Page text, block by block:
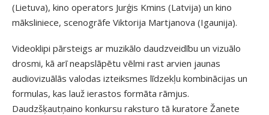
(Lietuva), kino operators Jurģis Kmins (Latvija) un kino
māksliniece, scenogrāfe Viktorija Martjanova (Igaunija).
Videoklipi pārsteigs ar muzikālo daudzveidību un vizuālo
drosmi, kā arī neapslāpētu vēlmi rast arvien jaunas
audiovizuālās valodas izteiksmes līdzekļu kombinācijas un
formulas, kas lauž ierastos formāta rāmjus.
Daudzšķautņaino konkursu raksturo tā kuratore Žanete